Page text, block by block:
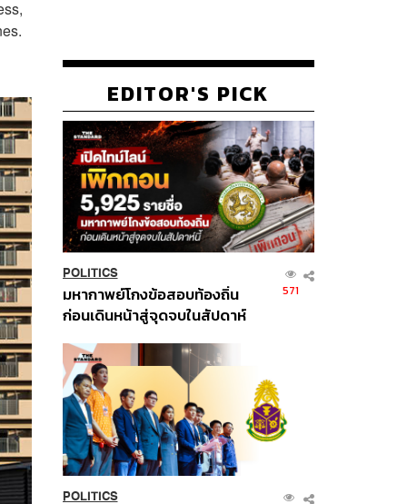
EDITOR'S PICK
POLITICS
มหากาพย์โกงข้อสอบท้องถิ่น
ก่อนเดินหน้าสู่จุดจบในสัปดาห์
571
POLITICS